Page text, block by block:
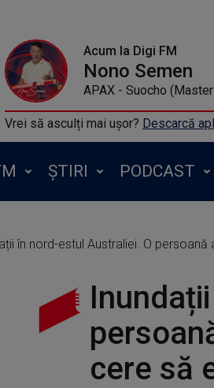
Acum la Digi FM
Nono Semen
APAX - Suocho
Vrei să asculți mai ușor? Descarcă
ȘTIRI PODCAST
în nord-estul Australiei. O
cere să